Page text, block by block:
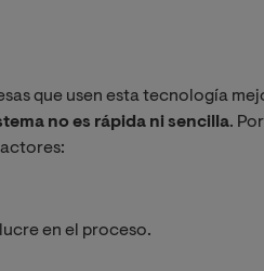
que usen esta tecnología
no es rápida ni sencilla.
en el proceso.